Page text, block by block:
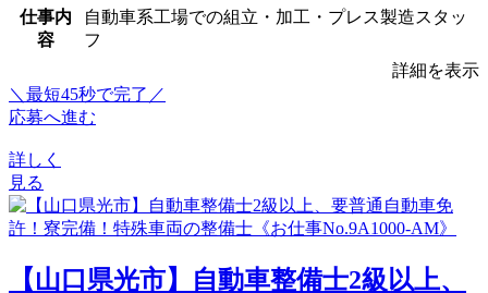
仕事内
容
自動車系工場での組立・加工・プレス製造スタッ
フ
詳細を表示
＼最短45秒で完了／
応募へ進む
詳しく
見る
【山口県光市】自動車整備士2級以上、